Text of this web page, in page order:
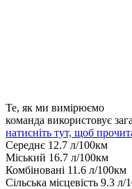
Те, як ми вимірюємо
команда використовує
натисніть тут, щоб
Середнє 12.7 л/100км
Міський 16.7 л/100км
Комбіновані 11.6 л/100км
Сільська місцевість 9.3 л/